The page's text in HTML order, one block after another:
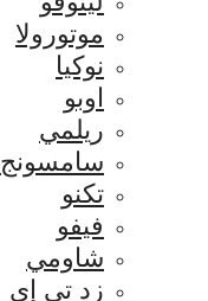
موتورولا
نوكيا
اوبو
ريلمي
سامسونج
تكنو
فيفو
شاومي
زد تي إي